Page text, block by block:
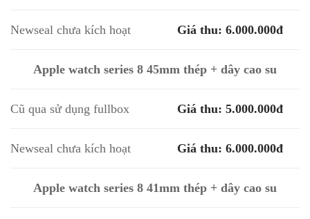
Newseal chưa kích hoạt Giá thu: 6.000.000đ
Apple watch series 8 45mm thép + dây cao su
Cũ qua sử dụng fullbox Giá thu: 5.000.000đ
Newseal chưa kích hoạt Giá thu: 6.000.000đ
Apple watch series 8 41mm thép + dây cao su